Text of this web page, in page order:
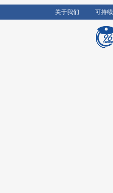
关于我们 可持